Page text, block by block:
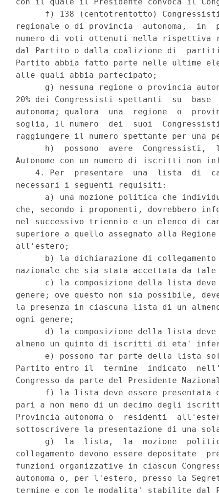
f) 138 (centotrentotto)
regionale o di provincia  autonoma,  in
numero di voti ottenuti nella rispettiva
dal Partito o dalla coalizione di
Partito abbia fatto parte nelle ultime
alle quali abbia partecipato;
g) nessuna regione o provincia
20% dei Congressisti spettanti  su
autonoma; qualora  una  regione  o
soglia, il numero  dei  suoi
raggiungere il numero spettante per una
h)  possono  avere  Congressisti,
Autonome con un numero di iscritti non
4. Per  presentare  una  lista  di
necessari i seguenti requisiti:
a) una mozione politica che
che, secondo i proponenti, dovrebbero
nel successivo triennio e un elenco di
superiore a quello assegnato alla
all'estero;
b) la dichiarazione di
nazionale che sia stata accettata da
c) la composizione della lista
genere; ove questo non sia possibile,
la presenza in ciascuna lista di un
ogni genere;
d) la composizione della lista
almeno un quinto di iscritti di eta'
e) possono far parte della lista
Partito entro il  termine  indicato
Congresso da parte del Presidente
f) la lista deve essere presentata
pari a non meno di un decimo degli
Provincia autonoma o  residenti
sottoscrivere la presentazione di una
g)  la  lista,  la  mozione
collegamento devono essere depositate
funzioni organizzative in ciascun
autonoma o, per l'estero, presso la
termine e con le modalita' stabilite dal